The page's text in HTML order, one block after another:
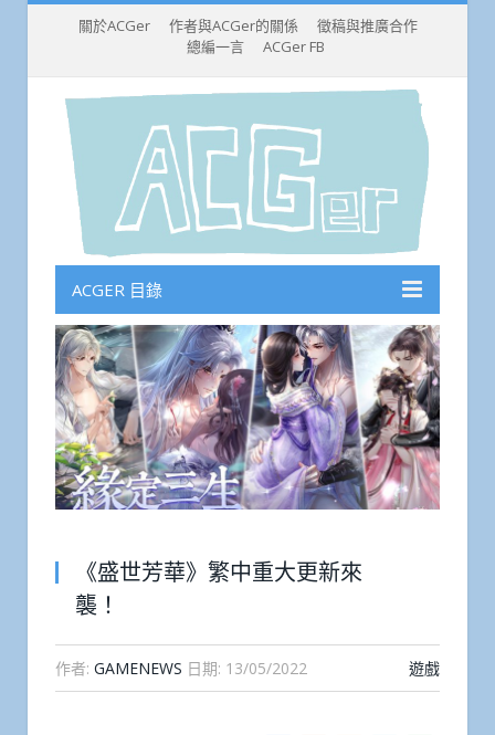
關於ACGer 作者與ACGer的關係
徵稿與推廣合作
總編一言
ACGer FB
ACGER 目錄
《盛世芳華》繁中重大更新來
襲！
作者: GAMENEWS 日期: 13/05/2022 遊戲